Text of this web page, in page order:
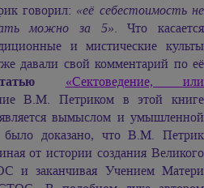
говорил: «её себестоимость не
можно за 5». Что касается
и мистические культы
давали свой комментарий по её
«Сектоведение, или
В.М. Петриком в этой книге
вымыслом и умышленной
было доказано, что В.М. Петрик
от истории создания Великого
и заканчивая Учением Матери